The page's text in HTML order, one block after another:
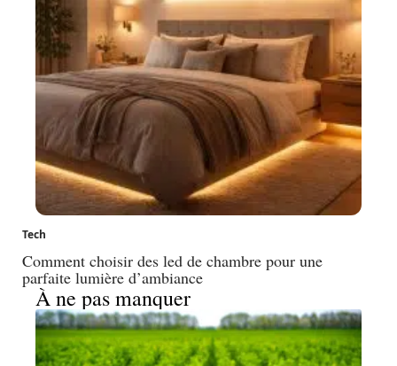
Tech
Comment choisir des led de chambre pour une
parfaite lumière d’ambiance
À ne pas manquer